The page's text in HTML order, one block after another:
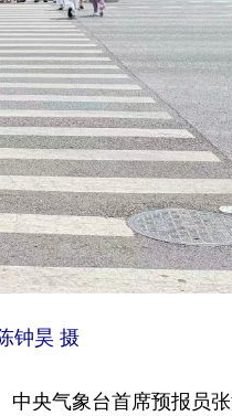
钟昊 摄
央气象台首席预报员